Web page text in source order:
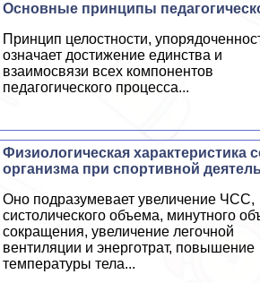
Основные принципы
Принцип целостности,
означает достижение единства и
взаимосвязи всех компонентов
педагогического процесса...
Физиологическая хаpaктеристика
организма при спортивной
Оно подразумевает увеличение ЧСС,
систолического объема, минутного
сокращения, увеличение легочной
вентиляции и энерготрат, повышение
температуры тела...